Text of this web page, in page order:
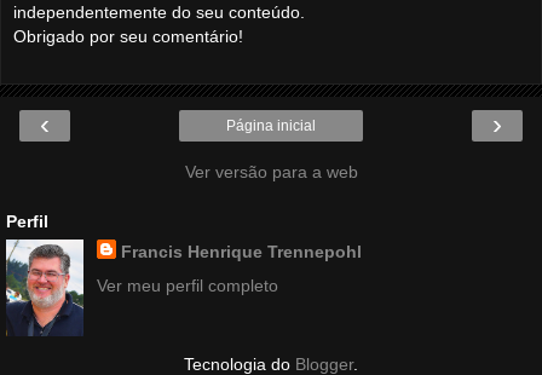
independentemente do seu conteúdo.
Obrigado por seu comentário!
‹ ›
Página inicial
Ver versão para a web
Perfil
Francis Henrique Trennepohl
Ver meu perfil completo
Tecnologia do Blogger.